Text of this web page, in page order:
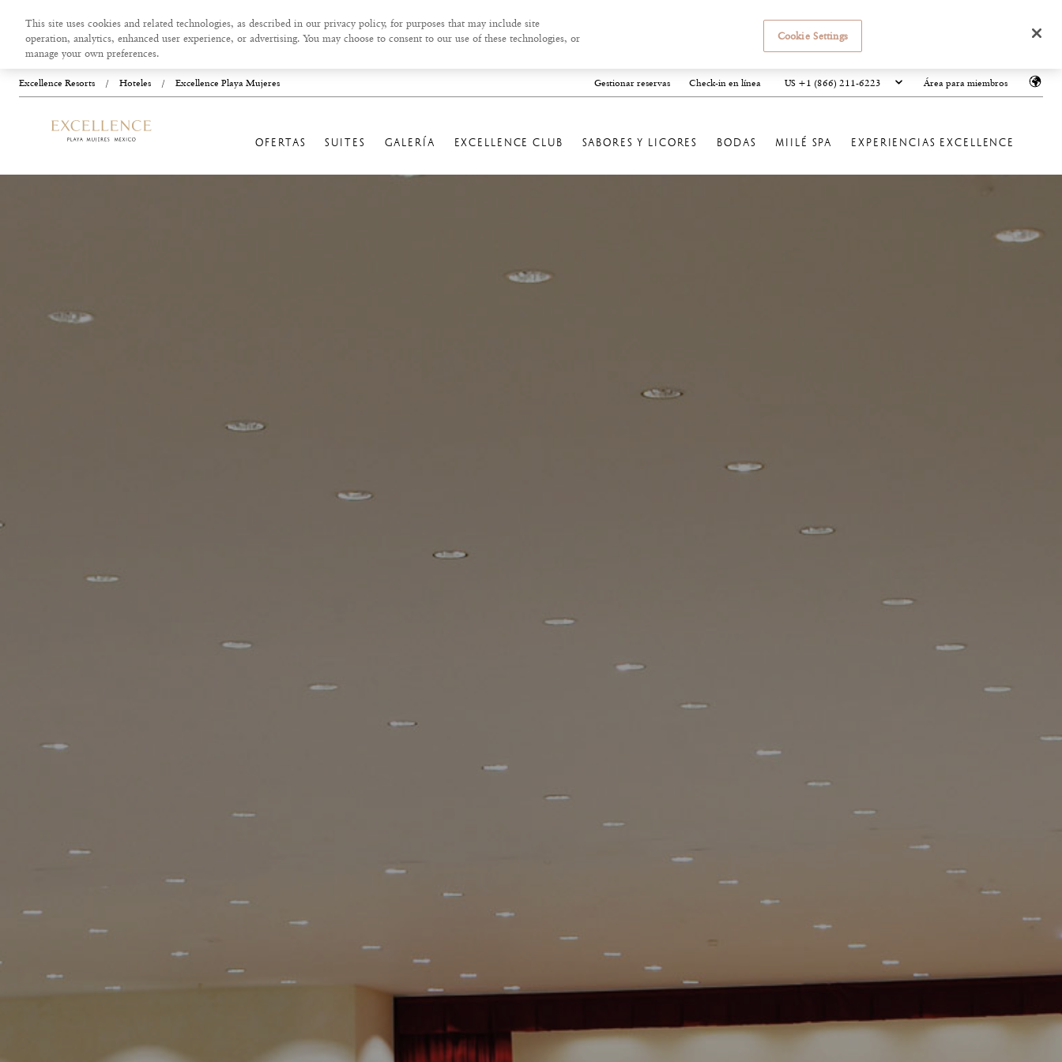
Excellence Resorts / Hoteles / Excellence Playa Mujeres Gestionar reservas Check-in en línea US +1 (866) 211-6223 Área para miembros
OFERTAS SUITES GALERÍA EXCELLENCE CLUB SABORES Y LICORES BODAS MIILÉ SPA EXPERIENCIAS EXCELLENCE
This site uses cookies and related technologies, as described in our privacy policy, for purposes that may include site
operation, analytics, enhanced user experience, or advertising. You may choose to consent to our use of these technologies, or
manage your own preferences.
Cookie Settings